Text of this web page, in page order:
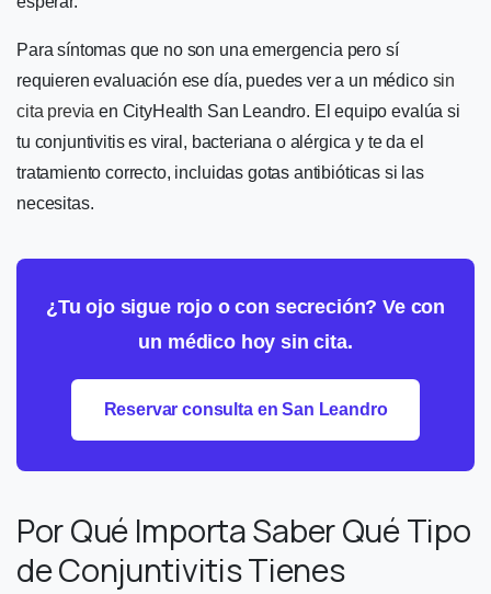
Para síntomas que no son una emergencia pero sí
requieren evaluación ese día, puedes ver a un médico sin
cita previa en CityHealth San Leandro. El equipo evalúa si
tu conjuntivitis es viral, bacteriana o alérgica y te da el
tratamiento correcto, incluidas gotas antibióticas si las
necesitas.
¿Tu ojo sigue rojo o con secreción? Ve con
un médico hoy sin cita.
Reservar consulta en San Leandro
Por Qué Importa Saber Qué Tipo
de Conjuntivitis Tienes